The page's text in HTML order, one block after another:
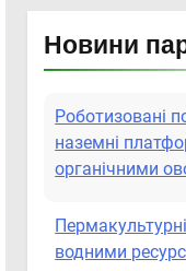
Новини
Роботизовані
наземні
органічними
Пермакультурні
водними